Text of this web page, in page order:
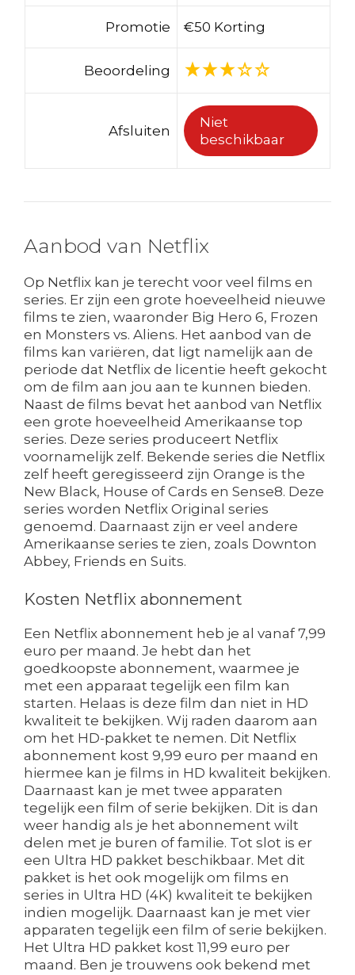
Promotie €50 Korting
Beoordeling
Afsluiten
Niet
beschikbaar
Aanbod van Netflix
Op Netflix kan je terecht voor veel films en
series. Er zijn een grote hoeveelheid nieuwe
films te zien, waaronder Big Hero 6, Frozen
en Monsters vs. Aliens. Het aanbod van de
films kan variëren, dat ligt namelijk aan de
periode dat Netflix de licentie heeft gekocht
om de film aan jou aan te kunnen bieden.
Naast de films bevat het aanbod van Netflix
een grote hoeveelheid Amerikaanse top
series. Deze series produceert Netflix
voornamelijk zelf. Bekende series die Netflix
zelf heeft geregisseerd zijn Orange is the
New Black, House of Cards en Sense8. Deze
series worden Netflix Original series
genoemd. Daarnaast zijn er veel andere
Amerikaanse series te zien, zoals Downton
Abbey, Friends en Suits.
Kosten Netflix abonnement
Een Netflix abonnement heb je al vanaf 7,99
euro per maand. Je hebt dan het
goedkoopste abonnement, waarmee je
met een apparaat tegelijk een film kan
starten. Helaas is deze film dan niet in HD
kwaliteit te bekijken. Wij raden daarom aan
om het HD-pakket te nemen. Dit Netflix
abonnement kost 9,99 euro per maand en
hiermee kan je films in HD kwaliteit bekijken.
Daarnaast kan je met twee apparaten
tegelijk een film of serie bekijken. Dit is dan
weer handig als je het abonnement wilt
delen met je buren of familie. Tot slot is er
een Ultra HD pakket beschikbaar. Met dit
pakket is het ook mogelijk om films en
series in Ultra HD (4K) kwaliteit te bekijken
indien mogelijk. Daarnaast kan je met vier
apparaten tegelijk een film of serie bekijken.
Het Ultra HD pakket kost 11,99 euro per
maand. Ben je trouwens ook bekend met